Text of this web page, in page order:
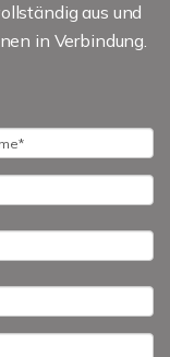
aus und
in Verbindung.